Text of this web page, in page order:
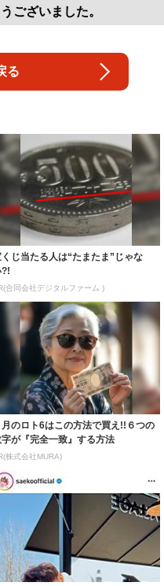
ございました。
る
じ当たる人は“たまたま”じゃな
?!
合同会社デジタルファーム )
月のロト6はこの方法で買え!!６つの
が『完全一致』する方法
株式会社MURA)